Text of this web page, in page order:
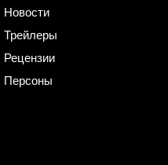
Новости
Трейлеры
Рецензии
Персоны